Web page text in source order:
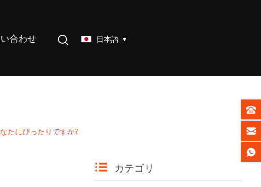
合わせ 日本語
たにぴったりですか?
カテゴリ